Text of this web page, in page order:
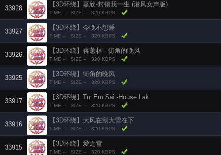
33928
【3D环绕】嘉欣-封锁我一生 (港风女声版)
TIME -- SIZE -- 320 KBPS
33927
【3D环绕】今晚不想睡
TIME -- SIZE -- 320 KBPS
33926
【3D环绕】蒋蕙林 - 街角的晚风
TIME -- SIZE -- 320 KBPS
33925
【3D环绕】街角的晚风
TIME -- SIZE -- 320 KBPS
33917
【3D环绕】Tự Em Sai -House Lak
TIME -- SIZE -- 320 KBPS
33916
【3D环绕】大风在刮大雪在下
TIME -- SIZE -- 320 KBPS
33915
【3D环绕】爱之雪
TIME -- SIZE -- 320 KBPS